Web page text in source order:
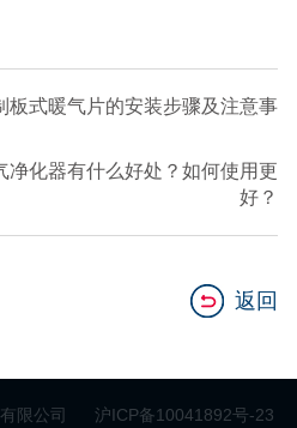
板式暖气片的安装步骤及注意事
净化器有什么好处？如何使用更
好？
返回
限公司 沪ICP备10041892号-23